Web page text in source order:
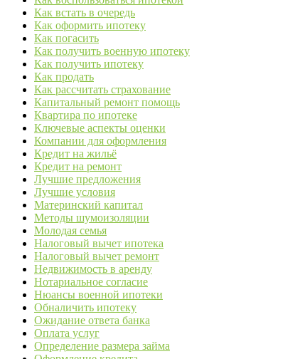
Как встать в очередь
Как оформить ипотеку
Как погасить
Как получить военную ипотеку
Как получить ипотеку
Как продать
Как рассчитать страхование
Капитальный ремонт помощь
Квартира по ипотеке
Ключевые аспекты оценки
Компании для оформления
Кредит на жильё
Кредит на ремонт
Лучшие предложения
Лучшие условия
Материнский капитал
Методы шумоизоляции
Молодая семья
Налоговый вычет ипотека
Налоговый вычет ремонт
Недвижимость в аренду
Нотариальное согласие
Нюансы военной ипотеки
Обналичить ипотеку
Ожидание ответа банка
Оплата услуг
Определение размера займа